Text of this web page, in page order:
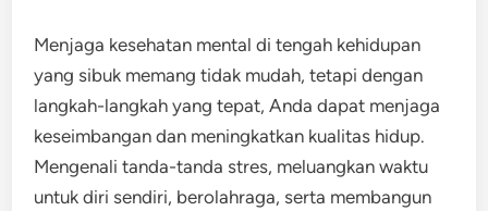
Menjaga kesehatan mental di tengah kehidupan
yang sibuk memang tidak mudah, tetapi dengan
langkah-langkah yang tepat, Anda dapat menjaga
keseimbangan dan meningkatkan kualitas hidup.
Mengenali tanda-tanda stres, meluangkan waktu
untuk diri sendiri, berolahraga, serta membangun